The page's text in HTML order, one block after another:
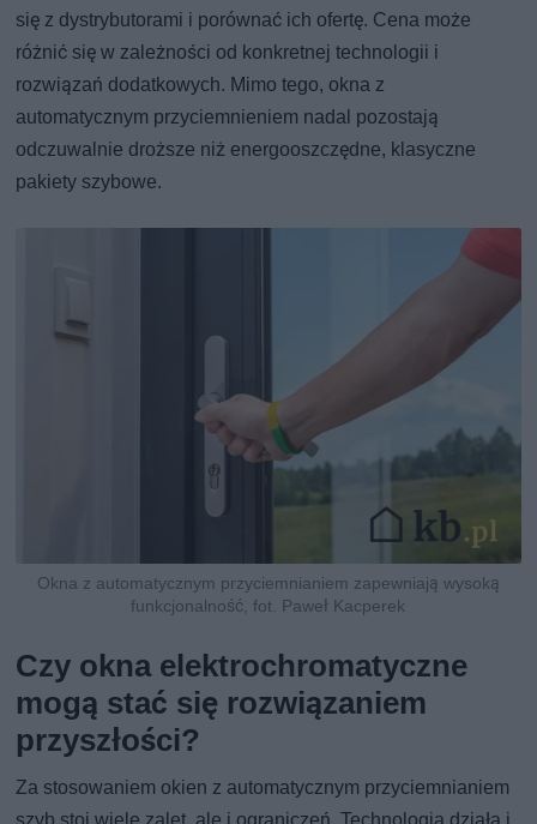
się z dystrybutorami i porównać ich ofertę. Cena może
różnić się w zależności od konkretnej technologii i
rozwiązań dodatkowych. Mimo tego, okna z
automatycznym przyciemnieniem nadal pozostają
odczuwalnie droższe niż energooszczędne, klasyczne
pakiety szybowe.
Okna z automatycznym przyciemnianiem zapewniają wysoką
funkcjonalność, fot. Paweł Kacperek
Czy okna elektrochromatyczne
mogą stać się rozwiązaniem
przyszłości?
Za stosowaniem okien z automatycznym przyciemnianiem